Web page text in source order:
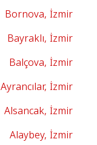
Bornova, İzmir
Bayraklı, İzmir
Balçova, İzmir
Ayrancılar, İzmir
Alsancak, İzmir
Alaybey, İzmir